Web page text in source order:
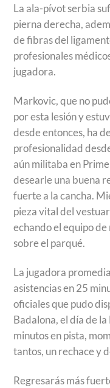
La ala-pívot serbia
pierna derecha,
de fibras del
profesionales
jugadora.
Markovic, que no
por esta lesión y
desde entonces, ha
profesionalidad
aún militaba en
desearle una buena
fuerte a la cancha.
pieza vital del
echando el equipo
sobre el parqué.
La jugadora
asistencias en 25
oficiales que pudo
Badalona, el día de
minutos en pista,
tantos, un rechace y
Regresarás más